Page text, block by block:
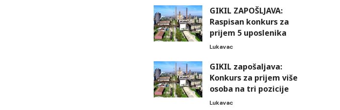
GIKIL ZAPOŠLJAVA:
Raspisan konkurs za
prijem 5 uposlenika
Lukavac
GIKIL zapošaljava:
Konkurs za prijem više
osoba na tri pozicije
Lukavac